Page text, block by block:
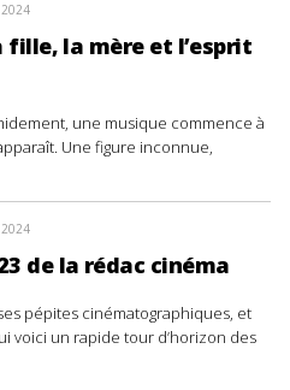
2024
fille, la mère et l’esprit
une musique commence à
Une figure inconnue,
2024
de la rédac cinéma
pépites cinématographiques, et
voici un rapide tour d’horizon des